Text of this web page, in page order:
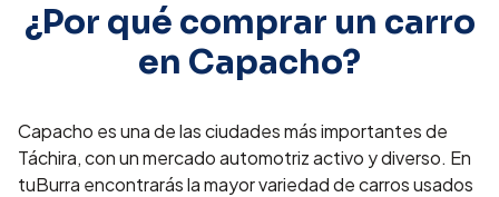
¿Por qué comprar un carro
en Capacho?
Capacho es una de las ciudades más importantes de
Táchira, con un mercado automotriz activo y diverso. En
tuBurra encontrarás la mayor variedad de carros usados